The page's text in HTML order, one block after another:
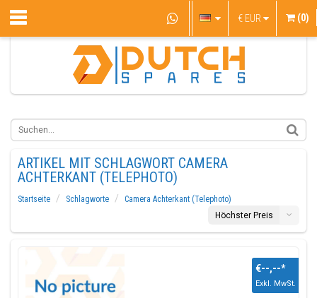
€ EUR (0)
ARTIKEL MIT SCHLAGWORT CAMERA
ACHTERKANT (TELEPHOTO)
Startseite Schlagworte
Camera Achterkant (Telephoto)
Höchster Preis
€--,--*
Exkl. MwSt.